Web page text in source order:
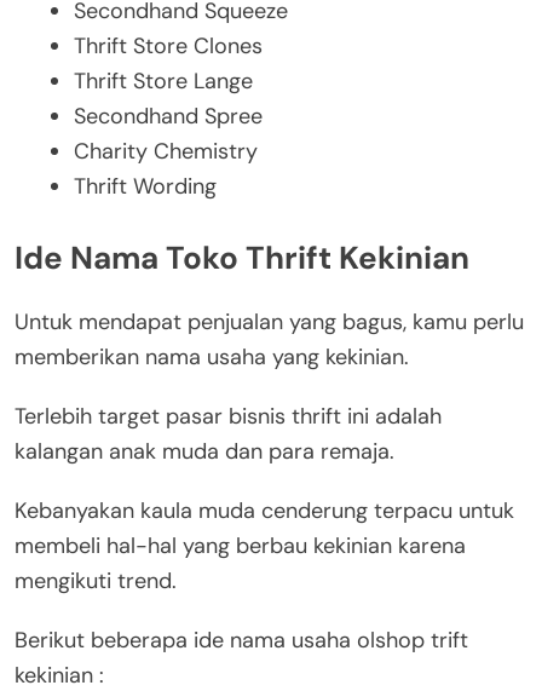
Secondhand Squeeze
Thrift Store Clones
Thrift Store Lange
Secondhand Spree
Charity Chemistry
Thrift Wording
Ide Nama Toko Thrift Kekinian
Untuk mendapat penjualan yang bagus, kamu perlu
memberikan nama usaha yang kekinian.
Terlebih target pasar bisnis thrift ini adalah
kalangan anak muda dan para remaja.
Kebanyakan kaula muda cenderung terpacu untuk
membeli hal-hal yang berbau kekinian karena
mengikuti trend.
Berikut beberapa ide nama usaha olshop trift
kekinian :